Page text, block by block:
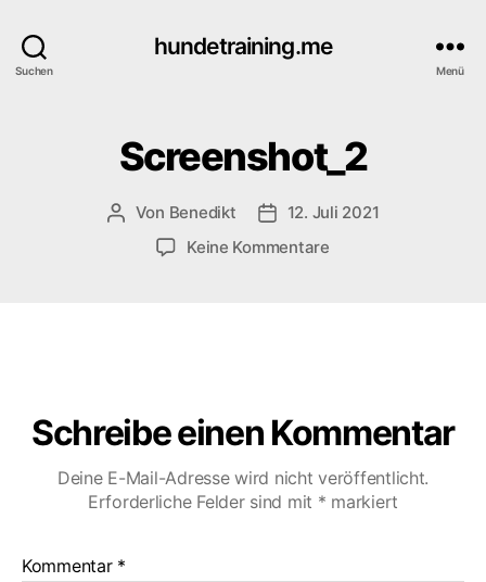
Suchen
hundetraining.me
Menü
Screenshot_2
Beitragsautor
Von Benedikt Veröffentlichungsdatum
12. Juli 2021
Keine Kommentarezu
Schreibe einen Kommentar
Deine E-Mail-Adresse wird nicht veröffentlicht.
Erforderliche Felder sind mit * markiert
Kommentar *